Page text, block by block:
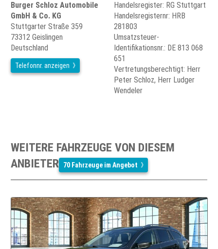
Burger Schloz Automobile
GmbH & Co. KG
Stuttgarter Straße 359
73312 Geislingen
Deutschland
Telefonnr. anzeigen
Handelsregister: RG Stuttgart
Handelsregisternr: HRB
281803
Umsatzsteuer-
Identifikationsnr.: DE 813 068
651
Vertretungsberechtigt: Herr
Peter Schloz, Herr Ludger
Wendeler
WEITERE FAHRZEUGE VON DIESEM
ANBIETER 70 Fahrzeuge im Angebot